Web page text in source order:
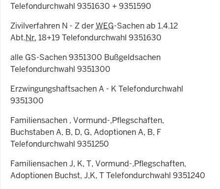
Telefondurchwahl 9351630 + 9351590
Zivilverfahren N - Z derWEG-Sachen ab 1.4.12
Abt.Nr. 18+19 Telefondurchwahl 9351630
alle GS-Sachen 9351300 Bußgeldsachen
Telefondurchwahl 9351300
Erzwingungshaftsachen A - K Telefondurchwahl
9351300
Familiensachen , Vormund-,Pflegschaften,
Buchstaben A, B, D, G, Adoptionen A, B, F
Telefondurchwahl 9351250
Familiensachen J, K, T, Vormund-,Pflegschaften,
Adoptionen Buchst, J,K, T Telefondurchwahl 9351240